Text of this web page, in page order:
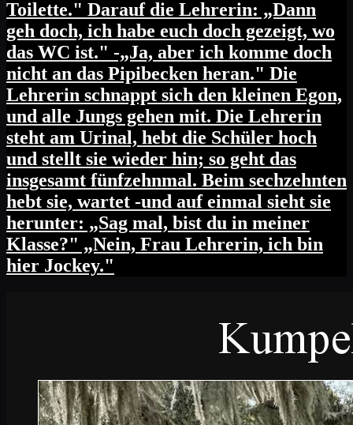
Toilette." Darauf die Lehrerin: „Dann
geh doch, ich habe euch doch gezeigt, wo
das WC ist." -„Ja, aber ich komme doch
nicht an das Pipibecken heran." Die
Lehrerin schnappt sich den kleinen Egon,
und alle Jungs gehen mit. Die Lehrerin
steht am Urinal, hebt die Schüler hoch
und stellt sie wieder hin; so geht das
insgesamt fünfzehnmal. Beim sechzehnten
hebt sie, wartet -und auf einmal sieht sie
herunter: „Sag mal, bist du in meiner
Klasse?" „Nein, Frau Lehrerin, ich bin
hier Jockey."